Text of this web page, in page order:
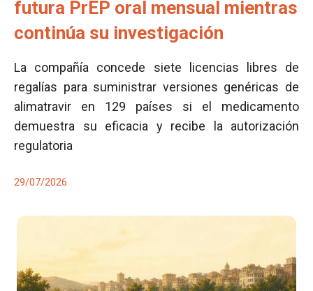
futura PrEP oral mensual mientras
continúa su investigación
La compañía concede siete licencias libres de
regalías para suministrar versiones genéricas de
alimatravir en 129 países si el medicamento
demuestra su eficacia y recibe la autorización
regulatoria
29/07/2026